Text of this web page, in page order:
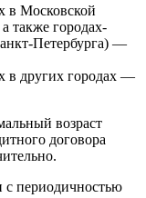
в Московской
также городах-
Петербурга) —
в других городах —
возраст
договора
с периодичностью